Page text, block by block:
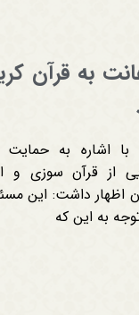
به قرآن
با اشاره به
از قرآن سوزی و
اظهار داشت: این
به این که